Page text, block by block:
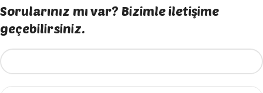
Sorularınız mı var? Bizimle iletişime
geçebilirsiniz.